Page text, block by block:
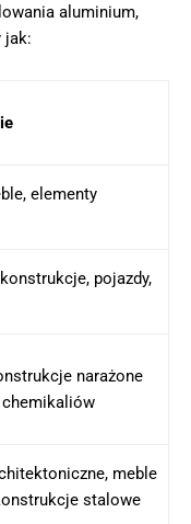
aluminium,
jak:
elementy
pojazdy,
narażone
chemikaliów
meble
stalowe